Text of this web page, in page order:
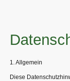
1. Allgemein
Diese